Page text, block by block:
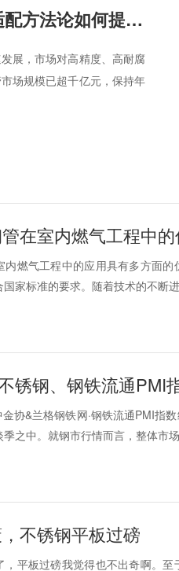
工业不锈钢焊管厂家的RQDC精准适配方法论如何提升客户价值？
展，市场对高精度、高耐腐
场规模已超千亿元，保持年
在室内燃气工程中
内燃气工程中的应用具有多方面
家标准的要求。随着技术的不断
锈钢、钢铁流通PMI
协&兰格钢铁网·钢铁流通PMI指
之中。就钢市行情而言，整体市
不锈钢平板过磅
，平板过磅我觉得也不出奇啊。